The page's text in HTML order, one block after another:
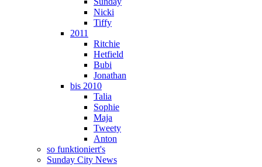
Nicki
Tiffy
2011
Ritchie
Hetfield
Bubi
Jonathan
bis 2010
Talia
Sophie
Maja
Tweety
Anton
so funktioniert's
Sunday City News